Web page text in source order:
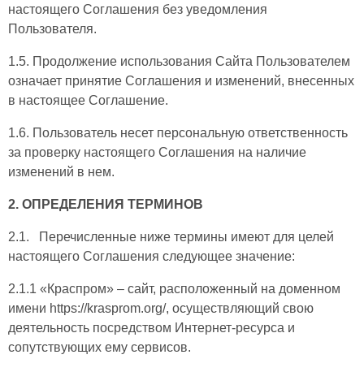
настоящего Соглашения без уведомления
Пользователя.
1.5. Продолжение использования Сайта Пользователем
означает принятие Соглашения и изменений, внесенных
в настоящее Соглашение.
1.6. Пользователь несет персональную ответственность
за проверку настоящего Соглашения на наличие
изменений в нем.
2. ОПРЕДЕЛЕНИЯ ТЕРМИНОВ
2.1. Перечисленные ниже термины имеют для целей
настоящего Соглашения следующее значение:
2.1.1 «Краспром» – сайт, расположенный на доменном
имени https://krasprom.org/, осуществляющий свою
деятельность посредством Интернет-ресурса и
сопутствующих ему сервисов.